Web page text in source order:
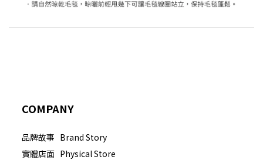
COMPANY
品牌故事 Brand Story
實體店面 Physical Store